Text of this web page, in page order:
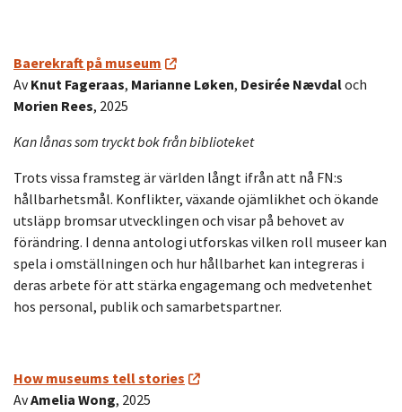
Baerekraft på museum
AvKnut Fageraas, Marianne Løken, Desirée Nævdaloch
Morien Rees, 2025
Kan lånas som tryckt bok från biblioteket
Trots vissa framsteg är världen långt ifrån att nå FN:s
hållbarhetsmål. Konflikter, växande ojämlikhet och ökande
utsläpp bromsar utvecklingen och visar på behovet av
förändring. I denna antologi utforskas vilken roll museer kan
spela i omställningen och hur hållbarhet kan integreras i
deras arbete för att stärka engagemang och medvetenhet
hos personal, publik och samarbetspartner.
How museums tell stories
AvAmelia Wong, 2025